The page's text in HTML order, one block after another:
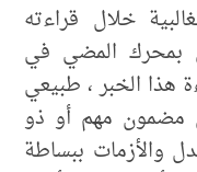
خلال قراءته
بمحرك المضي في
هذا الخبر ، طبيعي
مضمون مهم أو ذو
والأزمات ببساطة